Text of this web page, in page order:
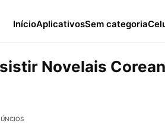
InícioAplicativosSem categoria
Novelais